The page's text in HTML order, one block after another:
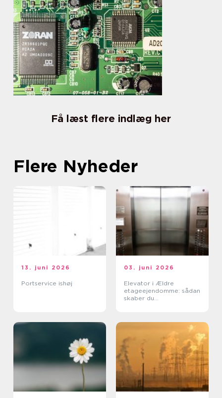
Få læst flere indlæg her
Flere Nyheder
13. juni 2026
Portservice ishøj
03. juni 2026
Elevator i Ældre
etageejendomme: sådan
skaber du